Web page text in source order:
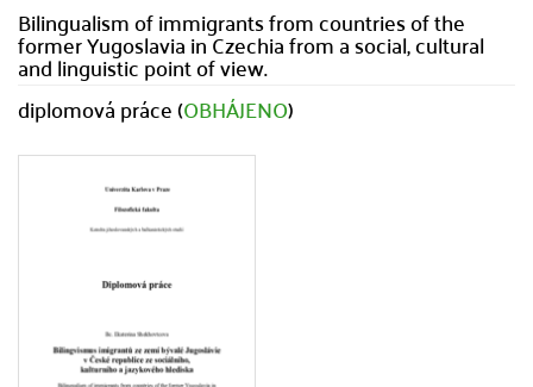
Bilingualism of immigrants from countries of the
former Yugoslavia in Czechia from a social, cultural
and linguistic point of view.
diplomová práce (OBHÁJENO)